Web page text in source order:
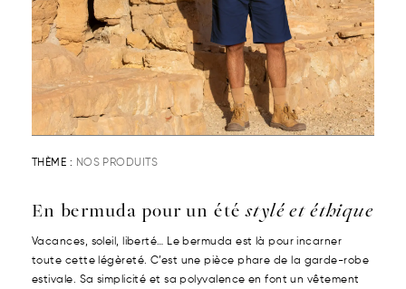
THÈME : NOS PRODUITS
En bermuda pour un étéstylé et éthique
Vacances, soleil, liberté… Le bermuda est là pour incarner
toute cette légèreté. C’est une pièce phare de la garde-robe
estivale. Sa simplicité et sa polyvalence en font un vêtement